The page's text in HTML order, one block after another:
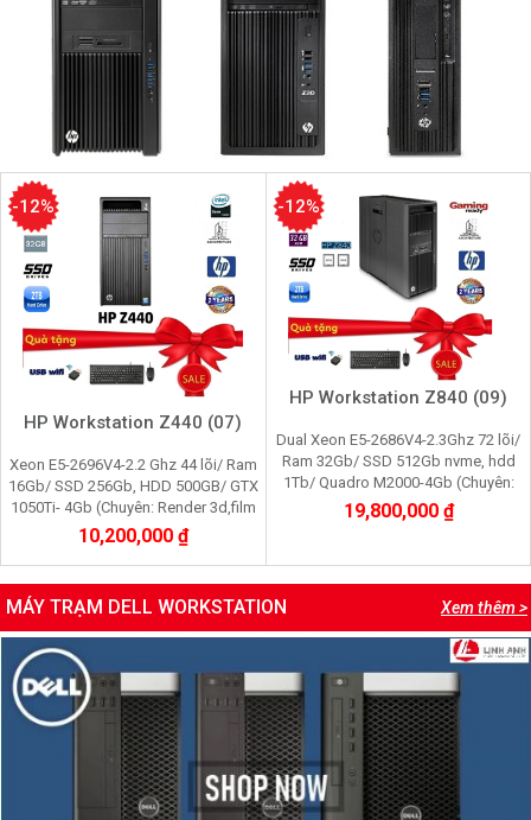
HP Workstation Z440 (07)
Xeon E5-2696V4-2.2 Ghz 44 lõi/ Ram
16Gb/ SSD 256Gb, HDD 500GB/ GTX
1050Ti- 4Gb (Chuyên: Render 3d,film
2K,máy ảo,giả lập nox, Pi
node,youtube,cầy gam
10,200,000 ₫
-12%
HP Workstation Z840 (09)
Dual Xeon E5-2686V4-2.3Ghz 72 lõi/
Ram 32Gb/ SSD 512Gb nvme, hdd
1Tb/ Quadro M2000-4Gb (Chuyên:
Render 3D, Video 4K, máy ảo vmware,
server data tool)
19,800,000 ₫
-12%
Xem thêm >
MÁY TRẠM DELL WORKSTATION